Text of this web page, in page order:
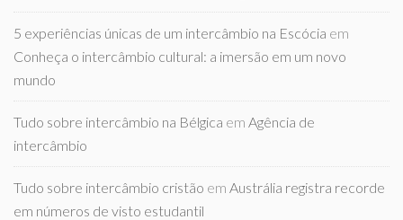
5 experiências únicas de um intercâmbio na Escócia em
Conheça o intercâmbio cultural: a imersão em um novo
mundo
Tudo sobre intercâmbio na Bélgica em Agência de
intercâmbio
Tudo sobre intercâmbio cristão em Austrália registra recorde
em números de visto estudantil